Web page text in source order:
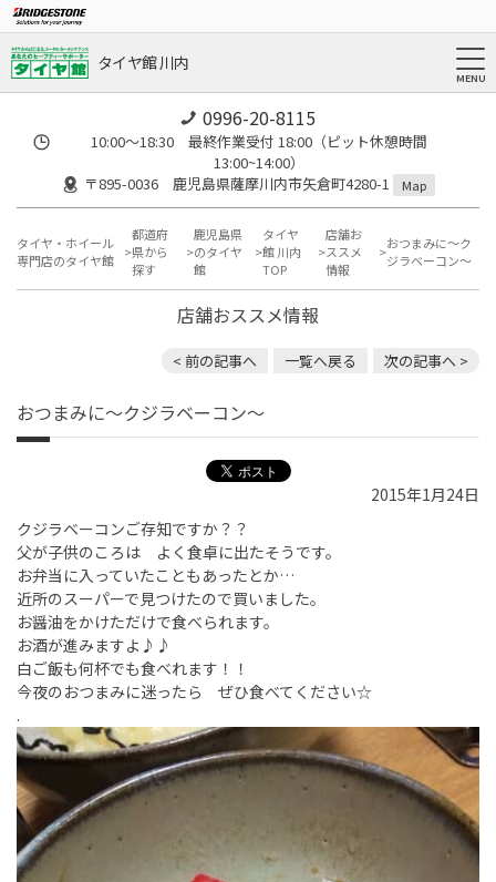
タイヤ館 川内
0996-20-8115
10:00～18:30 最終作業受付 18:00（ピット休憩時間
13:00~14:00）
〒895-0036 鹿児島県薩摩川内市矢倉町4280-1
Map
タイヤ・ホイール
専門店のタイヤ館
都道府
県から
探す
鹿児島県
のタイヤ
館
タイヤ
館 川内
TOP
店舗お
ススメ
情報
おつまみに～ク
ジラベーコン～
店舗おススメ情報
< 前の記事へ 一覧へ戻る 次の記事へ >
おつまみに～クジラベーコン～
2015年1月24日
クジラベーコンご存知ですか？？
父が子供のころは よく食卓に出たそうです。
お弁当に入っていたこともあったとか…
近所のスーパーで見つけたので買いました。
お醤油をかけただけで食べられます。
お酒が進みますよ♪♪
白ご飯も何杯でも食べれます！！
今夜のおつまみに迷ったら ぜひ食べてください☆
.